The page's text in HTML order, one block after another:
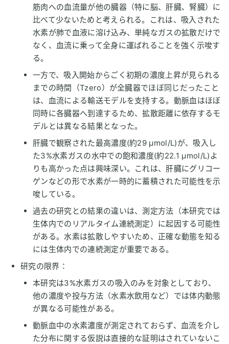
筋肉への血流量が他の臓器（特に脳、肝臓、腎臓）に
比べて少ないためと考えられる。これは、吸入された
水素が肺で血液に溶け込み、単純なガスの拡散だけで
なく、血流に乗って全身に運ばれることを強く示唆す
る。
一方で、吸入開始からごく初期の濃度上昇が見られる
までの時間（Tzero）が全臓器でほぼ同じだったこと
は、血流による輸送モデルを支持する。動脈血はほぼ
同時に各臓器へ到達するため、拡散距離に依存するモ
デルとは異なる結果となった。
肝臓で観察された最高濃度(約29 µmol/L)が、吸入し
た3%水素ガスの水中での飽和濃度(約22.1 µmol/L)よ
りも高かった点は興味深い。これは、肝臓にグリコー
ゲンなどの形で水素が一時的に蓄積された可能性を示
唆している。
過去の研究との結果の違いは、測定方法（本研究では
生体内でのリアルタイム連続測定）に起因する可能性
がある。水素は拡散しやすいため、正確な動態を知る
には生体内での連続測定が重要である。
研究の限界：
本研究は3%水素ガスの吸入のみを対象としており、
他の濃度や投与方法（水素水飲用など）では体内動態
が異なる可能性がある。
動脈血中の水素濃度が測定されておらず、血流を介し
た分布に関する仮説は直接的な証明はされていないこ